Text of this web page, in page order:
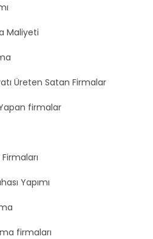
Maliyeti
Üreten Satan Firmalar
firmalar
Yapımı
firmaları